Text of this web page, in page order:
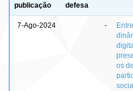
publicação
defesa
7-Ago-2024 -
Entre
os